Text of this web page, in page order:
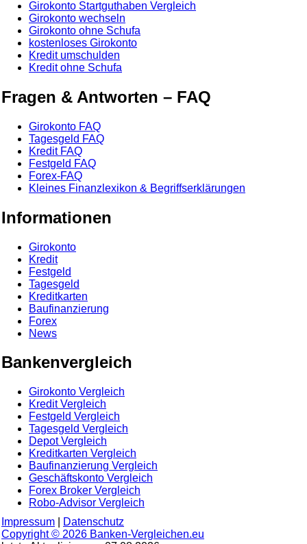
Girokonto Startguthaben Vergleich
Girokonto wechseln
Girokonto ohne Schufa
kostenloses Girokonto
Kredit umschulden
Kredit ohne Schufa
Fragen & Antworten – FAQ
Girokonto FAQ
Tagesgeld FAQ
Kredit FAQ
Festgeld FAQ
Forex-FAQ
Kleines Finanzlexikon & Begriffserklärungen
Informationen
Girokonto
Kredit
Festgeld
Tagesgeld
Kreditkarten
Baufinanzierung
Forex
News
Bankenvergleich
Girokonto Vergleich
Kredit Vergleich
Festgeld Vergleich
Tagesgeld Vergleich
Depot Vergleich
Kreditkarten Vergleich
Baufinanzierung Vergleich
Geschäftskonto Vergleich
Forex Broker Vergleich
Robo-Advisor Vergleich
Impressum
Datenschutz
Copyright © 2026 Banken-Vergleichen.eu